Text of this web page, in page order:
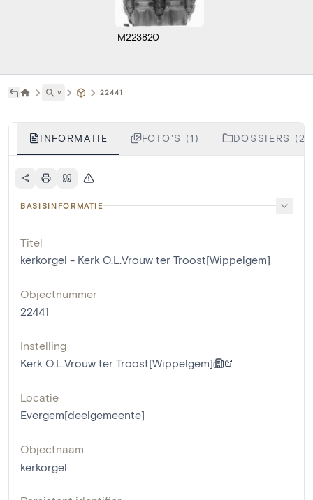
M223820
˅ 22441
INFORMATIE FOTO'S (1) DOSSIERS (2)
BASISINFORMATIE
Titel
kerkorgel - Kerk O.L.Vrouw ter Troost[Wippelgem]
Objectnummer
22441
Instelling
Kerk O.L.Vrouw ter Troost[Wippelgem]
Locatie
Evergem[deelgemeente]
Objectnaam
kerkorgel